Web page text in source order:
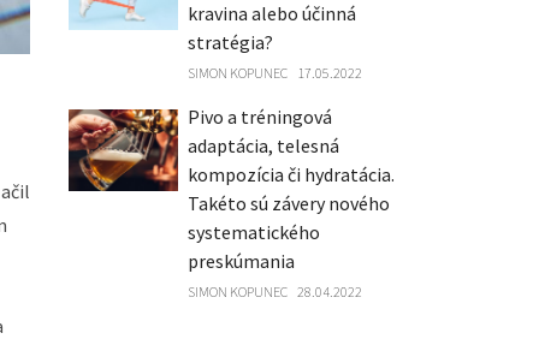
kravina alebo účinná
stratégia?
SIMON KOPUNEC 17.05.2022
Pivo a tréningová
adaptácia, telesná
kompozícia či hydratácia.
Takéto sú závery nového
systematického
preskúmania
SIMON KOPUNEC 28.04.2022